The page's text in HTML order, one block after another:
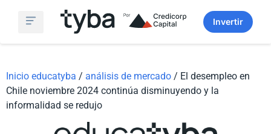
Invertir
Inicio educatyba / análisis de mercado / El desempleo en
Chile noviembre 2024 continúa disminuyendo y la
informalidad se redujo